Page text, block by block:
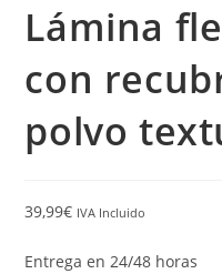
Lámina
con
polvo
39,99€ IVA Incluido
Entrega en 24/48 horas